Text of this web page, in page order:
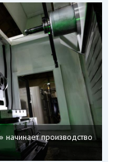
производство